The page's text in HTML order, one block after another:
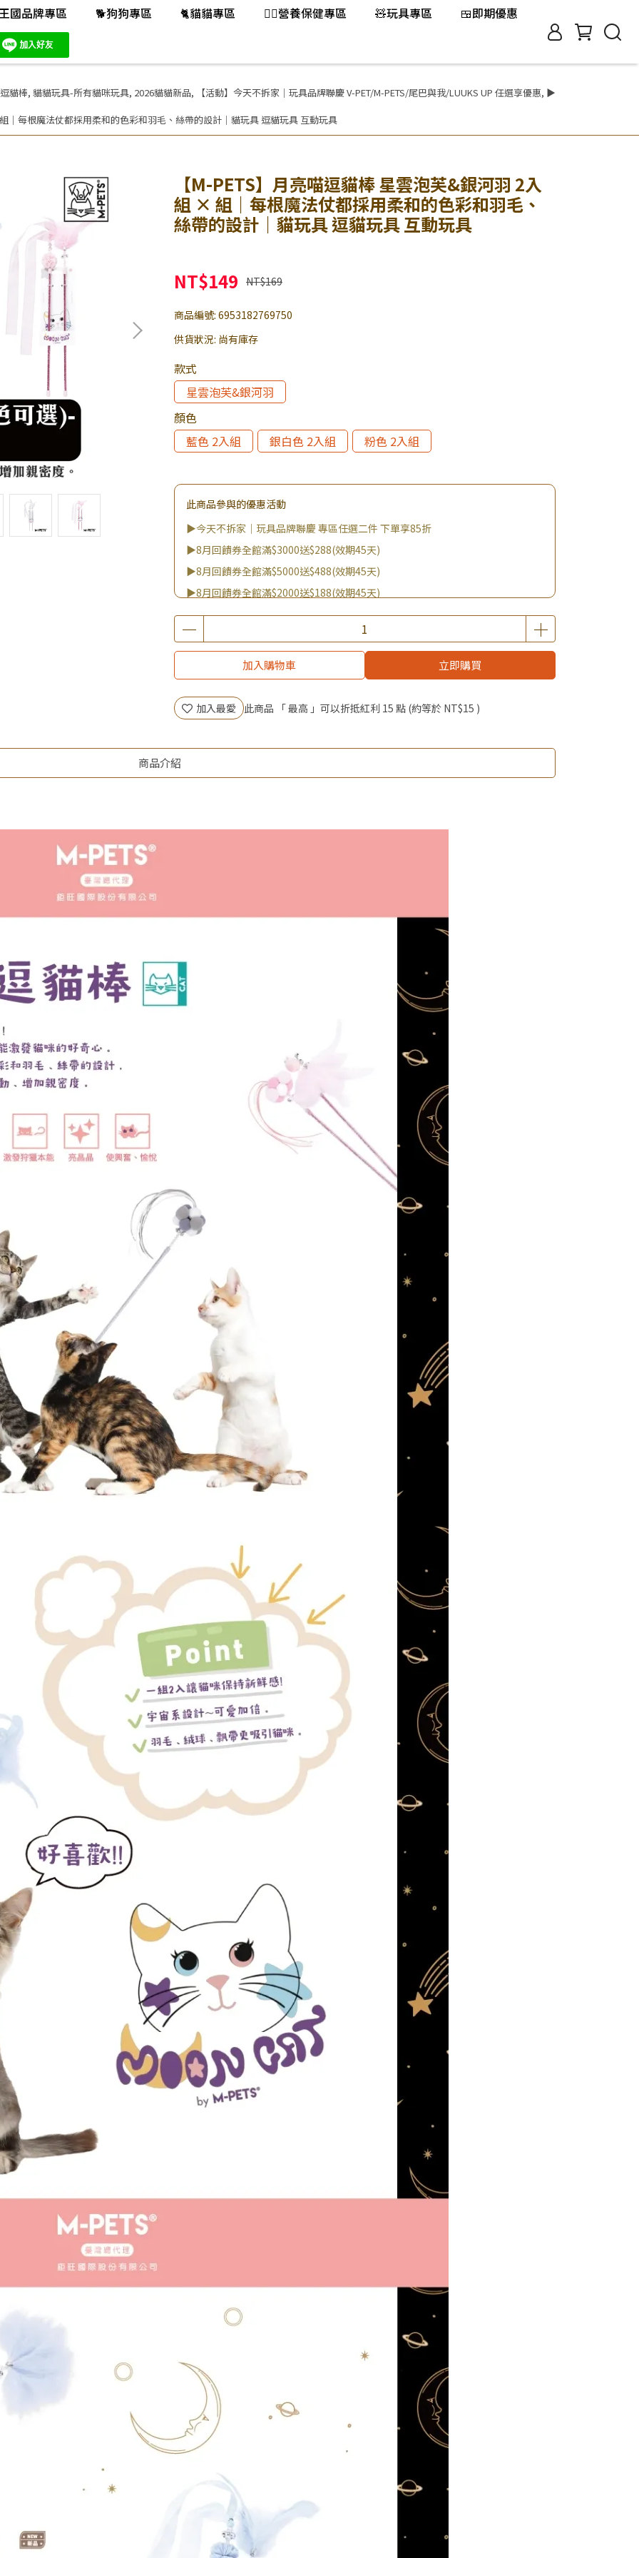
國品牌專區 🐕️狗狗專區 🐈️貓貓專區 👨‍⚕️營養保健專區 🧸玩具專區 🍱即期優惠
貓棒, 貓貓玩具-所有貓咪玩具, 2026貓貓新品, 【活動】今天不拆家｜玩具品牌聯慶 V-PET/M-PETS/尾巴與我/LUUKS UP 任選享優惠, ▶
｜每根魔法仗都採用柔和的色彩和羽毛、絲帶的設計｜貓玩具 逗貓玩具 互動玩具
【M-PETS】月亮喵逗貓棒 星雲泡芙&銀河羽 2入
組 × 組｜每根魔法仗都採用柔和的色彩和羽毛、
絲帶的設計｜貓玩具 逗貓玩具 互動玩具
NT$149 NT$169
商品編號: 6953182769750
供貨狀況: 尚有庫存
款式
星雲泡芙&銀河羽
顏色
藍色 2入組
銀白色 2入組 粉色 2入組
此商品參與的優惠活動
▶今天不拆家｜玩具品牌聯慶 專區任選二件 下單享85折
▶8月回饋券全館滿$3000送$288(效期45天)
▶8月回饋券全館滿$5000送$488(效期45天)
▶8月回饋券全館滿$2000送$188(效期45天)
▶8月回饋券全館滿$8000送$888(效期45天)
▶消費滿999｜享超值價$299加購BIO UP面膜
▶全館不限消費金額｜享超值價$19起 加購自然主義嚐鮮試吃組！
▶王國加購活動 訂單享超值優惠價加購好物
加入購物車 立即購買
加入最愛 此商品 「 最高 」可以折抵紅利 15 點 (約等於 NT$15 )
商品介紹